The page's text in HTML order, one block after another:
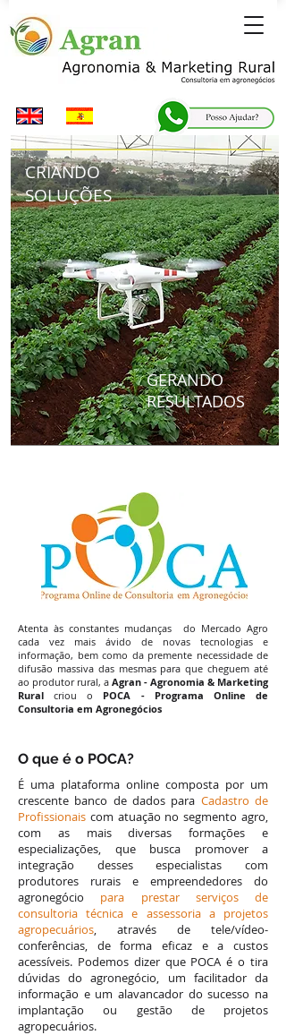
GERANDO
RESULTADOS
CRIANDO
SOLUÇÕES
Atenta às constantes mudanças do Mercado Agro
cada vez mais ávido de novas tecnologias e
informação, bem como da premente necessidade de
difusão massiva das mesmas para que cheguem até
ao produtor rural, a Agran - Agronomia & Marketing
Rural criou o POCA - Programa Online de
Consultoria em Agronegócios
O que é o POCA?
É uma plataforma online composta por um
crescente banco de dados para Cadastro de
Profissionais com atuação no segmento agro,
com as mais diversas formações e
especializações, que busca promover a
integração desses especialistas com
produtores rurais e empreendedores do
agronegócio para prestar serviços de
consultoria técnica e assessoria a projetos
agropecuários, através de tele/vídeo-
conferências, de forma eficaz e a custos
acessíveis. Podemos dizer que POCA é o tira
dúvidas do agronegócio, um facilitador da
informação e um alavancador do sucesso na
implantação ou gestão de projetos
agropecuários.